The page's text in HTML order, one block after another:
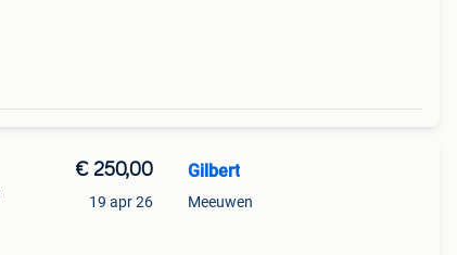
€ 250,00
19 apr 26
Gilbert
Meeuwen